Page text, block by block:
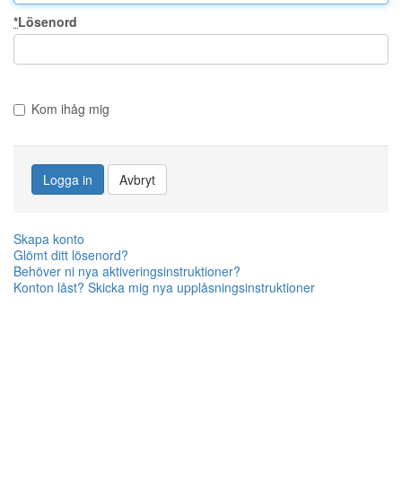
*Lösenord
Kom ihåg mig
Logga in Avbryt
Skapa konto
Glömt ditt lösenord?
Behöver ni nya aktiveringsinstruktioner?
Konton låst? Skicka mig nya upplåsningsinstruktioner